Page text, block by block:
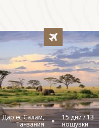
Дар ес Салам,
Танзания
15 дни / 13
нощувки